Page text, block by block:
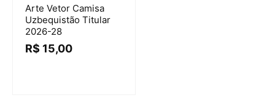
Arte Vetor Camisa
Uzbequistão Titular
2026-28
R$ 15,00